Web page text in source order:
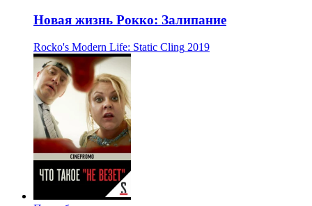
Новая жизнь Рокко: Залипание
Rocko's Modern Life: Static Cling 2019